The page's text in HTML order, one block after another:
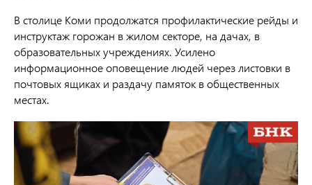
В столице Коми продолжатся профилактические рейды и
инструктаж горожан в жилом секторе, на дачах, в
образовательных учреждениях. Усилено
информационное оповещение людей через листовки в
почтовых ящиках и раздачу памяток в общественных
местах.